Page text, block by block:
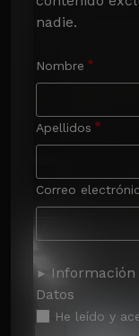
nadie.
Nombre
Apellidos
Correo
Información
Datos
He leído y